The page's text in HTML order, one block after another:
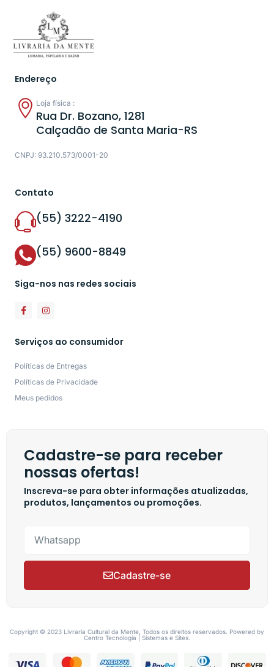
Endereço
Loja física :
Rua Dr. Bozano, 1281
Calçadão de Santa Maria-RS
CNPJ: 93.210.573/0001-20
Contato
(55) 3222-4190
(55) 9600-8849
Siga-nos nas redes sociais
Serviços ao consumidor
Políticas de Entregas
Políticas de Privacidade
Meus pedidos
Cadastre-se para receber
nossas ofertas!
Inscreva-se para obter informações atualizadas,
produtos, lançamentos ou promoções.
Cadastre-se
Copyright © 2023 Livraria Cultural da Mente, Todos os direitos reservados. Powered by
Centro Tecnologia | Sistemas e Sites.